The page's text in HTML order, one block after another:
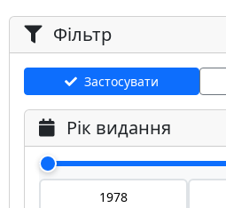
Фільтр
Застосувати
Рік видання